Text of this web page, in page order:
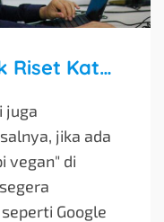
Alat SEO Gratis untuk Riset Kata Kunci Bisnis
juga
jika ada
vegan" di
Google